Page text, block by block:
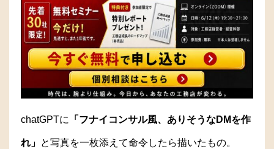
chatGPTに 「フナイコンサル風、ありそうなDMを作
れ」 と写真を一枚添えて命令したら描いたもの。